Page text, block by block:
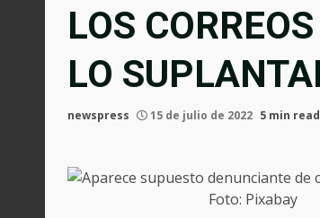
LOS
LO
newspress 15 de julio de 2022 5 min read
Foto: Pixabay